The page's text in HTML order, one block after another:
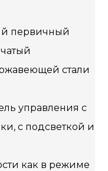
первичный
стали
управления с
с подсветкой и
как в режиме